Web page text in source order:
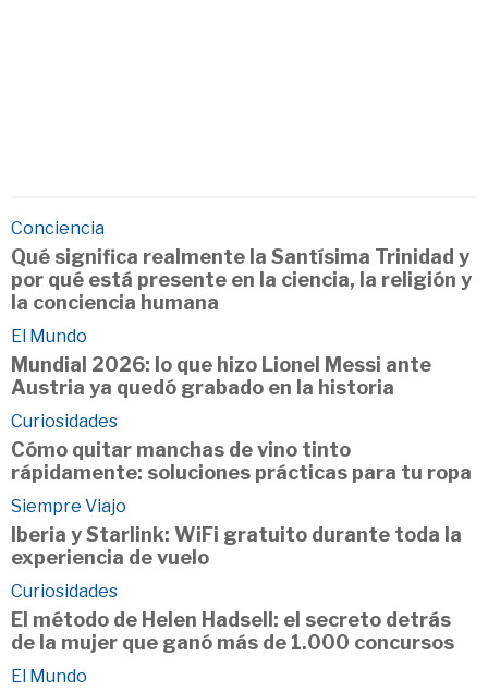
Conciencia
Qué significa realmente la Santísima Trinidad y
por qué está presente en la ciencia, la religión y
la conciencia humana
El Mundo
Mundial 2026: lo que hizo Lionel Messi ante
Austria ya quedó grabado en la historia
Curiosidades
Cómo quitar manchas de vino tinto
rápidamente: soluciones prácticas para tu ropa
Siempre Viajo
Iberia y Starlink: WiFi gratuito durante toda la
experiencia de vuelo
Curiosidades
El método de Helen Hadsell: el secreto detrás
de la mujer que ganó más de 1.000 concursos
El Mundo